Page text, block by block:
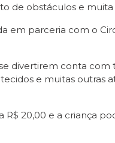
obstáculos e muita
em parceria com o
divertirem conta com
e muitas outras
R$ 20,00 e a criança